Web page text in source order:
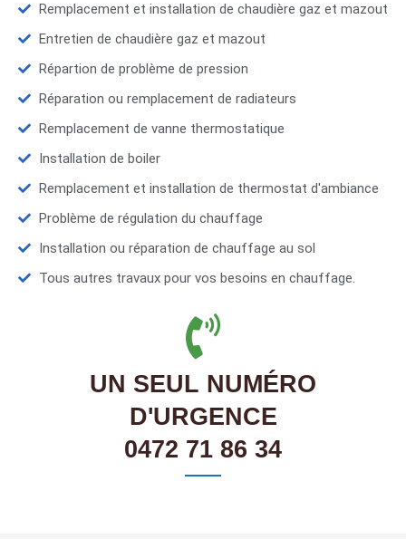
Remplacement et installation de chaudière gaz et mazout
Entretien de chaudière gaz et mazout
Répartion de problème de pression
Réparation ou remplacement de radiateurs
Remplacement de vanne thermostatique
Installation de boiler
Remplacement et installation de thermostat d'ambiance
Problème de régulation du chauffage
Installation ou réparation de chauffage au sol
Tous autres travaux pour vos besoins en chauffage.
UN SEUL NUMÉRO
D'URGENCE
0472 71 86 34